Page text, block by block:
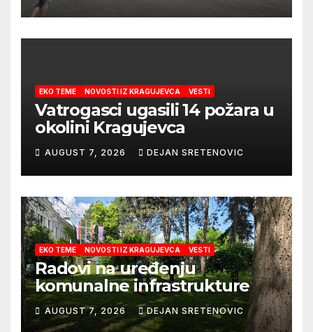
EKO TEME NOVOSTI IZ KRAGUJEVCA VESTI
Vatrogasci ugasili 14 požara u
okolini Kragujevca
AUGUST 7, 2026 DEJAN SRETENOVIC
EKO TEME NOVOSTI IZ KRAGUJEVCA VESTI
Radovi na uređenju
komunalne infrastrukture
AUGUST 7, 2026 DEJAN SRETENOVIC